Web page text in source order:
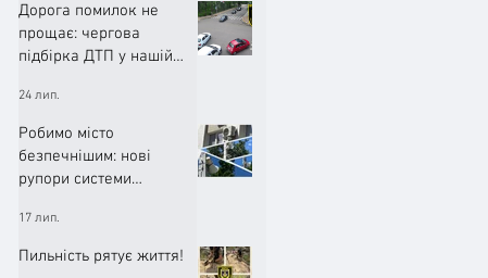
Дорога помилок не
прощає: чергова
підбірка ДТП у нашій
24 лип.
Робимо місто
безпечнішим: нові
рупори системи
працюють!
17 лип.
Пильність рятує життя!